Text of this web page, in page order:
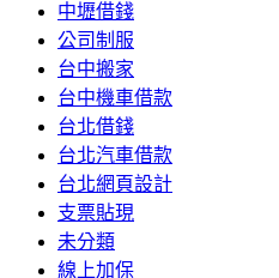
中壢借錢
公司制服
台中搬家
台中機車借款
台北借錢
台北汽車借款
台北網頁設計
支票貼現
未分類
線上加保